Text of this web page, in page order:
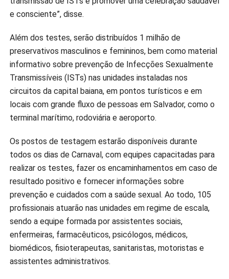
e consciente”, disse.
Além dos testes, serão distribuídos 1 milhão de
preservativos masculinos e femininos, bem como material
informativo sobre prevenção de Infecções Sexualmente
Transmissíveis (ISTs) nas unidades instaladas nos
circuitos da capital baiana, em pontos turísticos e em
locais com grande fluxo de pessoas em Salvador, como o
terminal marítimo, rodoviária e aeroporto.
Os postos de testagem estarão disponíveis durante
todos os dias de Carnaval, com equipes capacitadas para
realizar os testes, fazer os encaminhamentos em caso de
resultado positivo e fornecer informações sobre
prevenção e cuidados com a saúde sexual. Ao todo, 105
profissionais atuarão nas unidades em regime de escala,
sendo a equipe formada por assistentes sociais,
enfermeiras, farmacêuticos, psicólogos, médicos,
biomédicos, fisioterapeutas, sanitaristas, motoristas e
assistentes administrativos.